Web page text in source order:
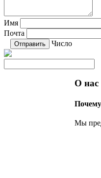
Имя
Почта
Число
О нас
Мы